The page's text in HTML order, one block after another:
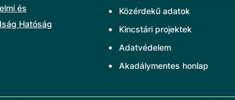
és
Hatóság
Közérdekű adatok
Kincstári projektek
Adatvédelem
Akadálymentes honlap